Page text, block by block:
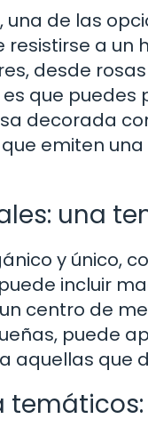
una de las
resistirse a
desde
que
decorada
emiten
una
y único,
incluir
centro de
puede
aquellas que